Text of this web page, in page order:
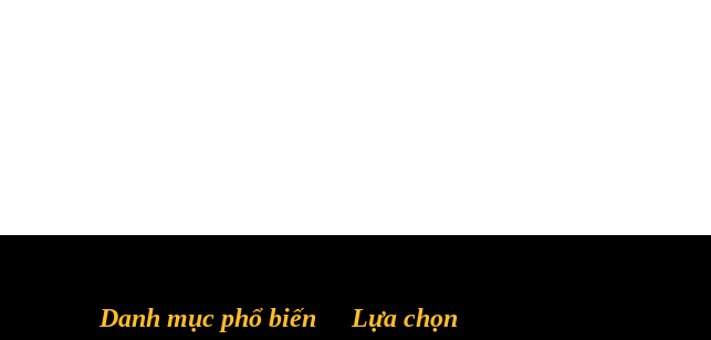
Danh mục phổ biến Lựa chọn